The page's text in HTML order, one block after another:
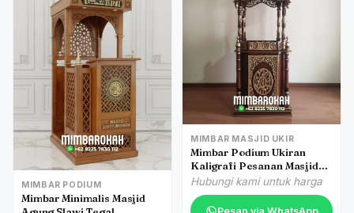
MIMBAR PODIUM
Mimbar Minimalis Masjid
MIMBAR MASJID UKIR
Mimbar Podium Ukiran
Kaligrafi Pesanan Masjid
Grobogan
Hubungi kami untuk harga